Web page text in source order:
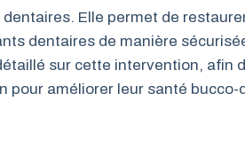
Elle permet de
dentaires de manière
sur cette intervention, afin
pour améliorer leur santé bucco-